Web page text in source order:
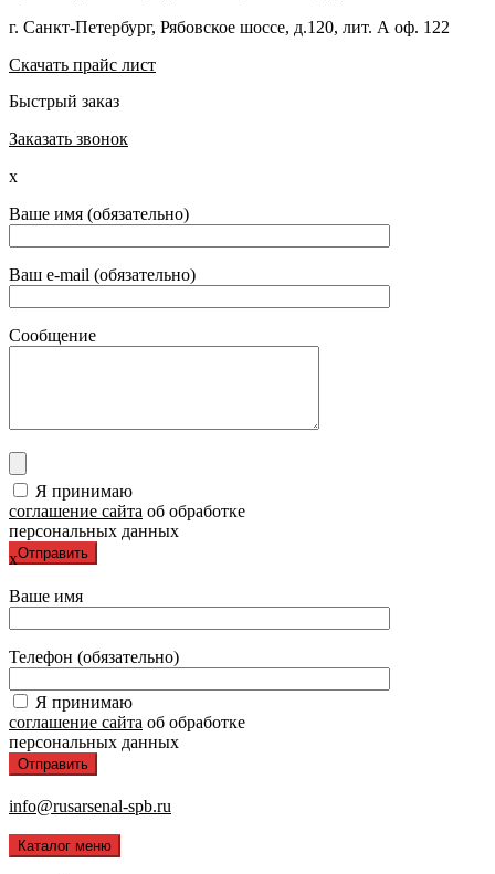
г. Санкт-Петербург, Рябовское шоссе, д.120, лит. А оф. 122
Скачать прайс лист
Быстрый заказ
Заказать звонок
x
Ваше имя (обязательно)
Ваш e-mail (обязательно)
Сообщение
Я принимаю
соглашение сайта об обработке
персональных данных
x
Ваше имя
Телефон (обязательно)
Я принимаю
соглашение сайта об обработке
персональных данных
info@rusarsenal-spb.ru
Каталог меню